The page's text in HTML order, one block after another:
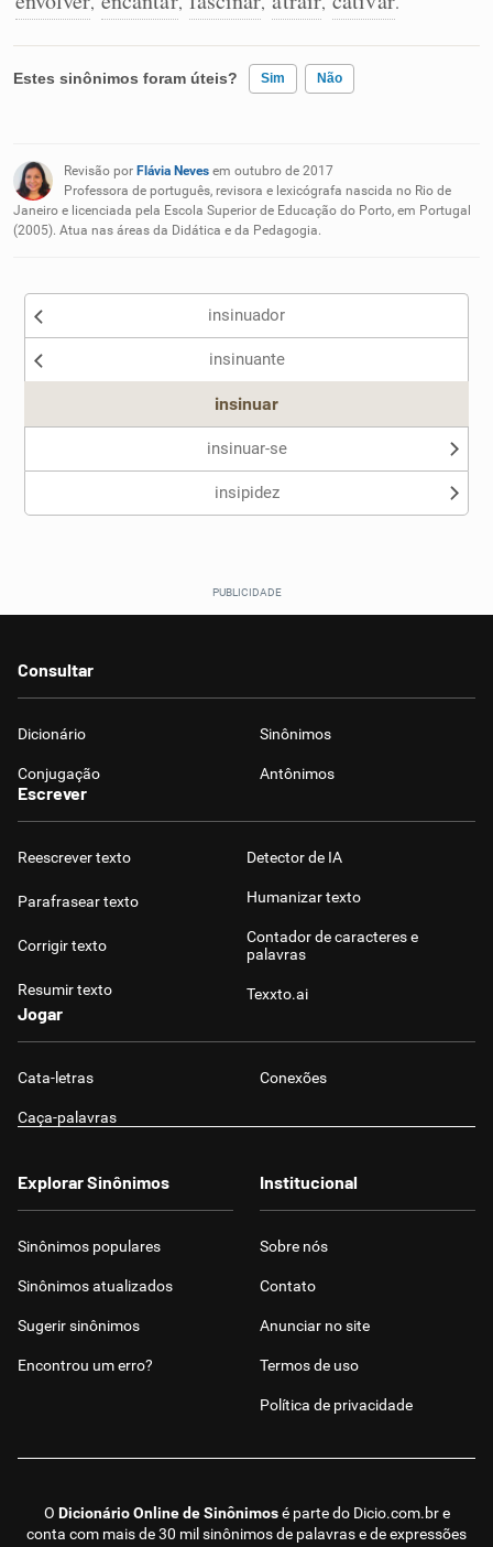
Estes sinônimos foram úteis? Sim Não
Nenhum dos sinônimos apresentados me ajudou
Outro
Revisão por Flávia Neves em outubro de 2017
Professora de português, revisora e lexicógrafa nascida no Rio de
Janeiro e licenciada pela Escola Superior de Educação do Porto, em Portugal
(2005). Atua nas áreas da Didática e da Pedagogia.
insinuador
insinuante
insinuar
insinuar-se
insipidez
Consultar
Dicionário Sinônimos
Conjugação Antônimos
Escrever
Reescrever texto
Parafrasear texto
Corrigir texto
Resumir texto
Detector de IA
Humanizar texto
Contador de caracteres e
palavras
Texxto.ai
Jogar
Cata-letras Conexões
Caça-palavras
O Dicionário Online de Sinônimosé parte do Dicio.com.bre
conta com mais de 30 mil sinônimos de palavras e de expressões
Explorar Sinônimos
Sinônimos populares
Sinônimos atualizados
Sugerir sinônimos
Encontrou um erro?
Institucional
Sobre nós
Contato
Anunciar no site
Termos de uso
Política de privacidade